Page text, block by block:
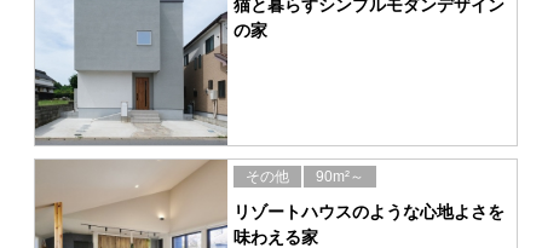
猫と暮らすシンプルモダンデザイン
の家
その他 90m²～
リゾートハウスのような心地よさを
味わえる家